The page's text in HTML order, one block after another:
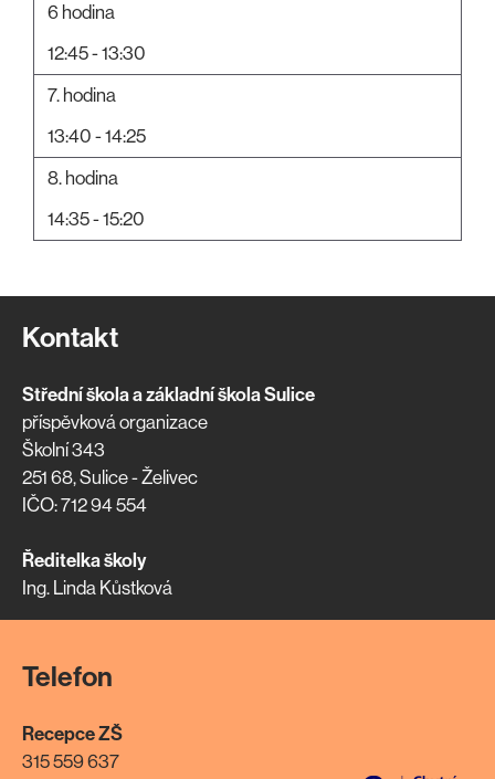
6 hodina
12:45 - 13:30
7. hodina
13:40 - 14:25
8. hodina
14:35 - 15:20
Kontakt
Střední škola a základní škola Sulice
příspěvková organizace
Školní 343
251 68, Sulice - Želivec
IČO: 712 94 554
Ředitelka školy
Ing. Linda Kůstková
Telefon
Recepce ZŠ
315 559 637